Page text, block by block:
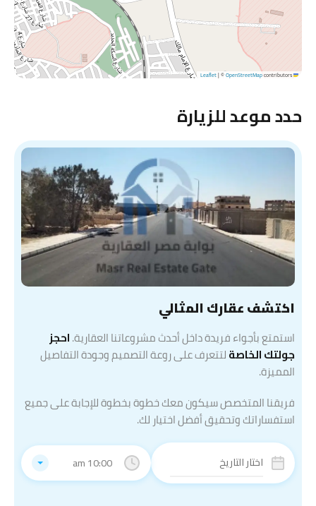
Leaflet
|©OpenStreetMapcontributors
حدد موعد للزيارة
10:00 am
اكتشف عقارك المثالي
استمتع بأجواء فريدة داخل أحدث مشروعاتنا العقارية.احجز
جولتك الخاصةلتتعرف على روعة التصميم وجودة التفاصيل
المميزة.
فريقنا المتخصص سيكون معك خطوة بخطوة للإجابة على جميع
استفساراتك وتحقيق أفضل اختيار لك.